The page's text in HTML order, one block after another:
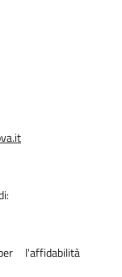
l'affidabilità